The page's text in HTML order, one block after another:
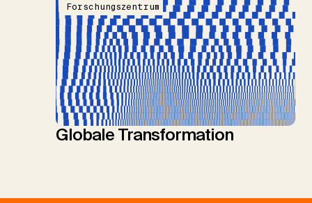
Forschungszentrum
Globale Transformation